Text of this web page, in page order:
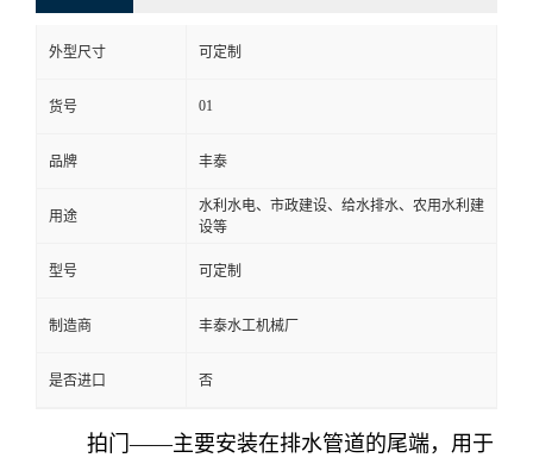
外型尺寸 可定制
货号 01
品牌 丰泰
用途
水利水电、市政建设、给水排水、农用水利建
设等
型号 可定制
制造商 丰泰水工机械厂
是否进口 否
拍门——主要安装在排水管道的尾端，用于